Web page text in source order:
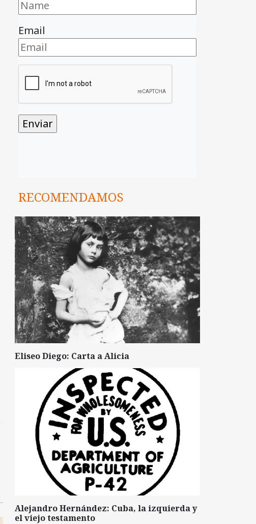
Email
RECOMENDAMOS
Eliseo Diego: Carta a Alicia
Alejandro Hernández: Cuba, la izquierda y
el viejo testamento